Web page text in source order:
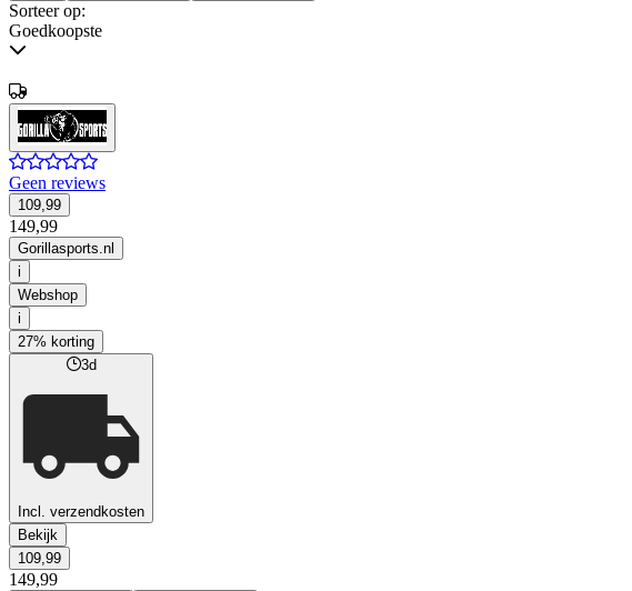
Sorteer op:
Goedkoopste
Geen reviews
109,99
149,99
Gorillasports.nl
i
Webshop
i
27% korting
3d
Incl. verzendkosten
Bekijk
109,99
149,99